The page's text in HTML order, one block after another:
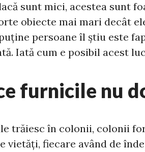
sunt mici, acestea sunt
obiecte mai mari decât
persoane îl știu este
Iată cum e posibil acest
furnicile nu
trăiesc în colonii, colonii
vietăți, fiecare având de